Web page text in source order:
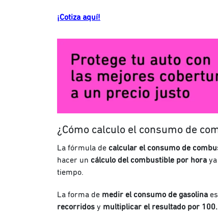
¡Cotiza aquí!
¿Cómo calculo el consumo de
La fórmula de calcular el consumo de
hacer un cálculo del combustible por hora
tiempo.
La forma de medir el consumo de gasolina
recorridos y multiplicar el resultado por 100.